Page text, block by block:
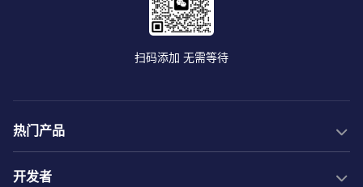
扫码添加 无需等待
热门产品
PDF SDK
开发者